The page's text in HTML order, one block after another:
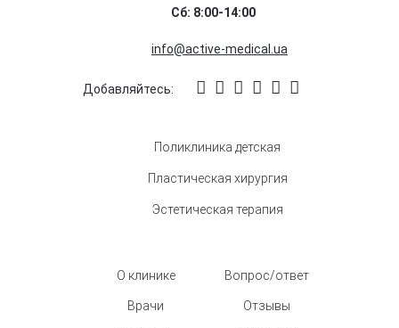
Сб: 8:00-14:00
info@active-medical.ua
Добавляйтесь:
Поликлиника детская
Пластическая хирургия
Эстетическая терапия
О клинике
Врачи
Вопрос/ответ
Отзывы